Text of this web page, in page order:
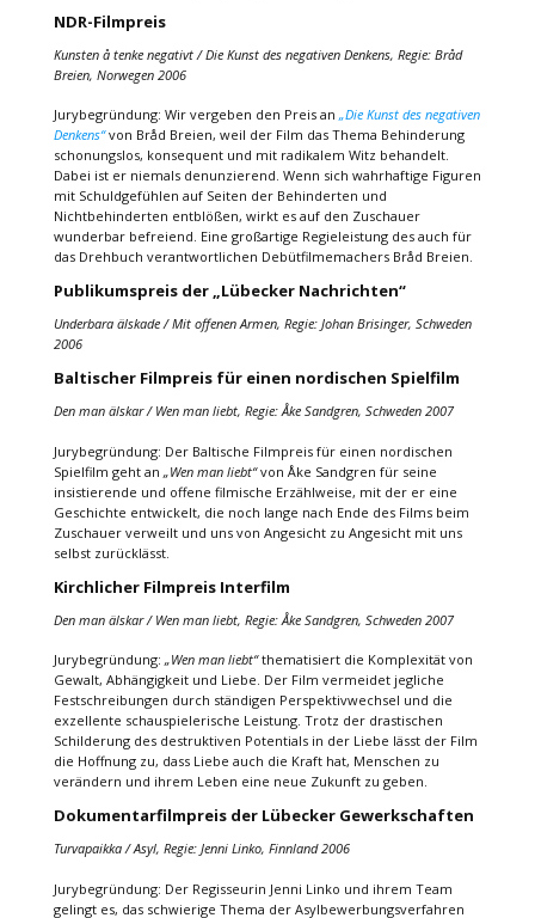
NDR-Filmpreis
Kunsten å tenke negativt / Die Kunst des negativen Denkens, Regie: Bråd
Breien, Norwegen 2006
Jurybegründung: Wir vergeben den Preis an „Die Kunst des negativen
Denkens“von Bråd Breien, weil der Film das Thema Behinderung
schonungslos, konsequent und mit radikalem Witz behandelt.
Dabei ist er niemals denunzierend. Wenn sich wahrhaftige Figuren
mit Schuldgefühlen auf Seiten der Behinderten und
Nichtbehinderten entblößen, wirkt es auf den Zuschauer
wunderbar befreiend. Eine großartige Regieleistung des auch für
das Drehbuch verantwortlichen Debütfilmemachers Bråd Breien.
Publikumspreis der „Lübecker Nachrichten“
Underbara älskade / Mit offenen Armen, Regie: Johan Brisinger, Schweden
2006
Baltischer Filmpreis für einen nordischen Spielfilm
Den man älskar / Wen man liebt, Regie: Åke Sandgren, Schweden 2007
Jurybegründung: Der Baltische Filmpreis für einen nordischen
Spielfilm geht an „Wen man liebt“von Åke Sandgren für seine
insistierende und offene filmische Erzählweise, mit der er eine
Geschichte entwickelt, die noch lange nach Ende des Films beim
Zuschauer verweilt und uns von Angesicht zu Angesicht mit uns
selbst zurücklässt.
Kirchlicher Filmpreis Interfilm
Den man älskar / Wen man liebt, Regie: Åke Sandgren, Schweden 2007
Jurybegründung: „Wen man liebt“thematisiert die Komplexität von
Gewalt, Abhängigkeit und Liebe. Der Film vermeidet jegliche
Festschreibungen durch ständigen Perspektivwechsel und die
exzellente schauspielerische Leistung. Trotz der drastischen
Schilderung des destruktiven Potentials in der Liebe lässt der Film
die Hoffnung zu, dass Liebe auch die Kraft hat, Menschen zu
verändern und ihrem Leben eine neue Zukunft zu geben.
Dokumentarfilmpreis der Lübecker Gewerkschaften
Turvapaikka / Asyl, Regie: Jenni Linko, Finnland 2006
Jurybegründung: Der Regisseurin Jenni Linko und ihrem Team
gelingt es, das schwierige Thema der Asylbewerbungsverfahren